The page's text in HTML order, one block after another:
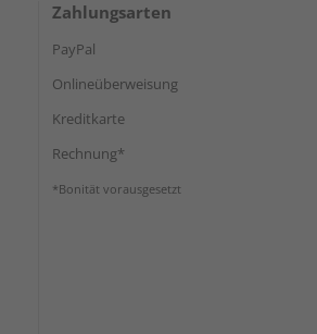
Zahlungsarten
PayPal
Onlineüberweisung
Kreditkarte
Rechnung*
*Bonität vorausgesetzt